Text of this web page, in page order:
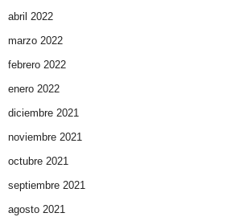
abril 2022
marzo 2022
febrero 2022
enero 2022
diciembre 2021
noviembre 2021
octubre 2021
septiembre 2021
agosto 2021